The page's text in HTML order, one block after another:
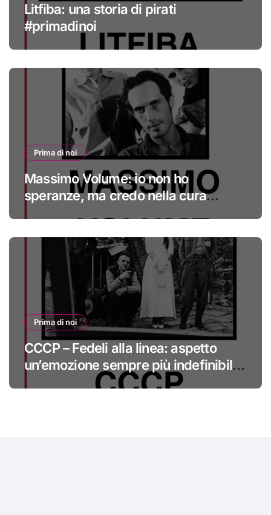
Litfiba: una storia di pirati
#primadinoi
Prima di noi
Massimo Volume: io non ho
speranze, ma credo nella cura
Prima di noi
CCCP – Fedeli alla linea: aspetto
un’emozione sempre più indefinibile
#primadinoi